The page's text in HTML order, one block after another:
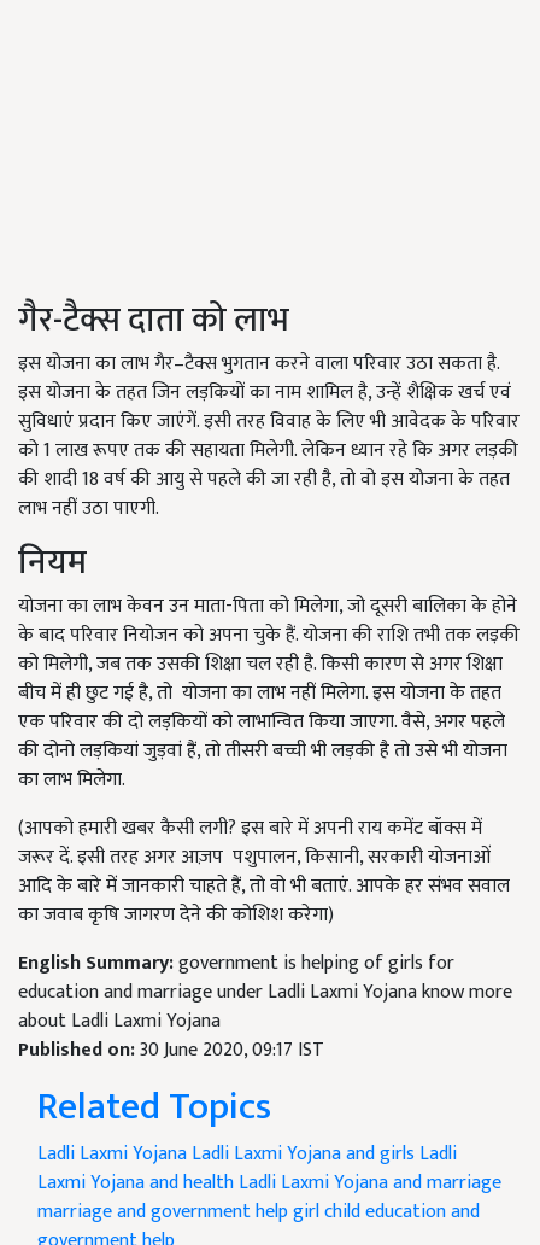
गैर-टैक्स दाता को लाभ
इस योजना का लाभ गैर–टैक्स भुगतान करने वाला परिवार उठा सकता है.
इस योजना के तहत जिन लड़कियों का नाम शामिल है, उन्हें शैक्षिक खर्च एवं
सुविधाएं प्रदान किए जाएंगें. इसी तरह विवाह के लिए भी आवेदक के परिवार
को 1 लाख रूपए तक की सहायता मिलेगी. लेकिन ध्यान रहे कि अगर लड़की
की शादी 18 वर्ष की आयु से पहले की जा रही है, तो वो इस योजना के तहत
लाभ नहीं उठा पाएगी.
नियम
योजना का लाभ केवन उन माता-पिता को मिलेगा, जो दूसरी बालिका के होने
के बाद परिवार नियोजन को अपना चुके हैं. योजना की राशि तभी तक लड़की
को मिलेगी, जब तक उसकी शिक्षा चल रही है. किसी कारण से अगर शिक्षा
बीच में ही छुट गई है, तो योजना का लाभ नहीं मिलेगा. इस योजना के तहत
एक परिवार की दो लड़कियों को लाभान्वित किया जाएगा. वैसे, अगर पहले
की दोनो लड़कियां जुड़वां हैं, तो तीसरी बच्ची भी लड़की है तो उसे भी योजना
का लाभ मिलेगा.
(आपको हमारी खबर कैसी लगी? इस बारे में अपनी राय कमेंट बॉक्स में
जरूर दें. इसी तरह अगर आज़प पशुपालन, किसानी, सरकारी योजनाओं
आदि के बारे में जानकारी चाहते हैं, तो वो भी बताएं. आपके हर संभव सवाल
का जवाब कृषि जागरण देने की कोशिश करेगा)
English Summary:government is helping of girls for
education and marriage under Ladli Laxmi Yojana know more
about Ladli Laxmi Yojana
Published on:30 June 2020, 09:17 IST
Related Topics
Ladli Laxmi YojanaLadli Laxmi Yojana and girls Ladli
Laxmi Yojana and healthLadli Laxmi Yojana and marriage
marriage and government helpgirl child education and